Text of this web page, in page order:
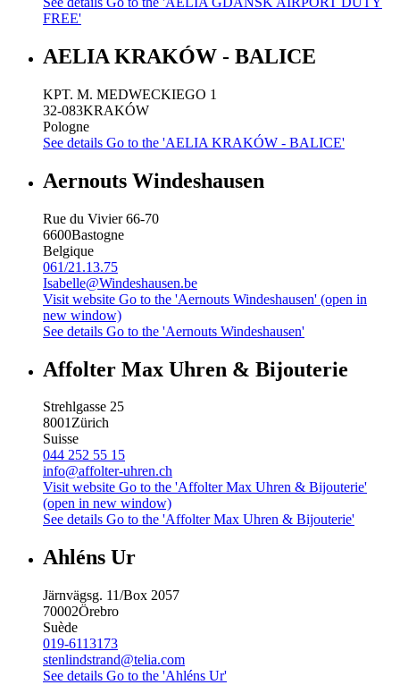
FREE'
AELIA KRAKÓW - BALICE
KPT. M. MEDWECKIEGO 1
32-083KRAKÓW
Pologne
See details Go to the 'AELIA KRAKÓW - BALICE'
Aernouts Windeshausen
Rue du Vivier 66-70
6600Bastogne
Belgique
061/21.13.75
Isabelle@Windeshausen.be
Visit website Go to the 'Aernouts Windeshausen' (open in
new window)
See details Go to the 'Aernouts Windeshausen'
Affolter Max Uhren & Bijouterie
Strehlgasse 25
8001Zürich
Suisse
044 252 55 15
info@affolter-uhren.ch
Visit website Go to the 'Affolter Max Uhren & Bijouterie'
(open in new window)
See details Go to the 'Affolter Max Uhren & Bijouterie'
Ahléns Ur
Järnvägsg. 11/Box 2057
70002Örebro
Suède
019-6113173
stenlindstrand@telia.com
See details Go to the 'Ahléns Ur'